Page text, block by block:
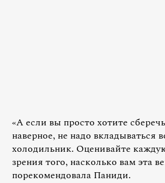
«А если вы просто хотите
наверное, не надо вкладываться
холодильник. Оценивайте
зрения того, насколько вам эта
порекомендовала Паниди.